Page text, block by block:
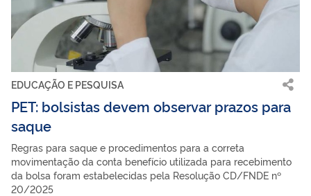
EDUCAÇÃO E PESQUISA
PET: bolsistas devem observar prazos para
saque
Regras para saque e procedimentos para a correta
movimentação da conta benefício utilizada para recebimento
da bolsa foram estabelecidas pela Resolução CD/FNDE nº
20/2025